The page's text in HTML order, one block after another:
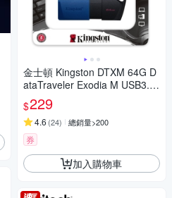
金士頓 Kingston DTXM 64G D
ataTraveler Exodia M USB3.2
64GB 隨身碟 DTXM/64GB
$229
4.6 (24) 總銷量>200
券
加入購物車